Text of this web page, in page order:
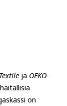
ja OEKO-
on